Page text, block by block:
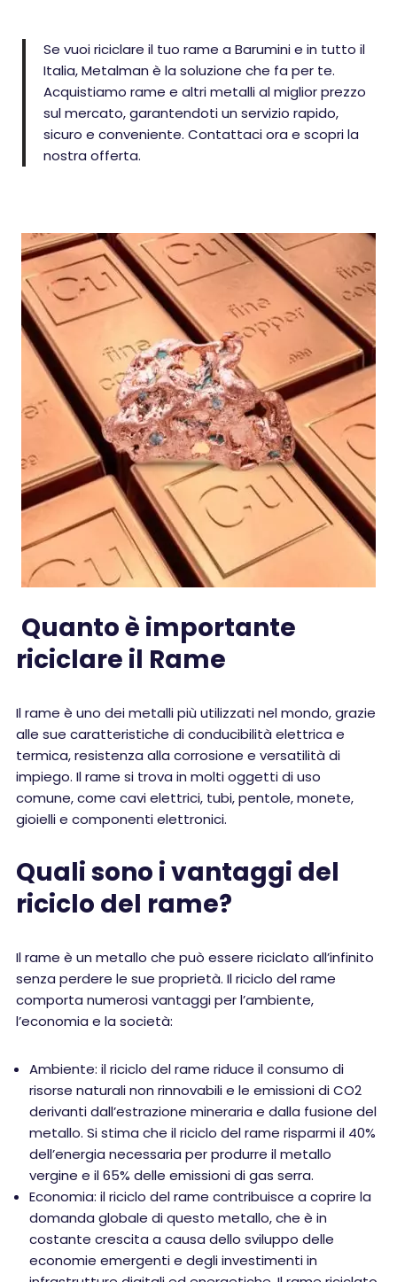
Se vuoi riciclare il tuo rame a Barumini e in tutto il
Italia, Metalman è la soluzione che fa per te.
Acquistiamo rame e altri metalli al miglior prezzo
sul mercato, garantendoti un servizio rapido,
sicuro e conveniente. Contattaci ora e scopri la
nostra offerta.
Quanto è importante
riciclare il Rame
Il rame è uno dei metalli più utilizzati nel mondo, grazie
alle sue caratteristiche di conducibilità elettrica e
termica, resistenza alla corrosione e versatilità di
impiego. Il rame si trova in molti oggetti di uso
comune, come cavi elettrici, tubi, pentole, monete,
gioielli e componenti elettronici.
Quali sono i vantaggi del
riciclo del rame?
Il rame è un metallo che può essere riciclato all’infinito
senza perdere le sue proprietà. Il riciclo del rame
comporta numerosi vantaggi per l’ambiente,
l’economia e la società:
Ambiente: il riciclo del rame riduce il consumo di
risorse naturali non rinnovabili e le emissioni di CO2
derivanti dall’estrazione mineraria e dalla fusione del
metallo. Si stima che il riciclo del rame risparmi il 40%
dell’energia necessaria per produrre il metallo
vergine e il 65% delle emissioni di gas serra.
Economia: il riciclo del rame contribuisce a coprire la
domanda globale di questo metallo, che è in
costante crescita a causa dello sviluppo delle
economie emergenti e degli investimenti in